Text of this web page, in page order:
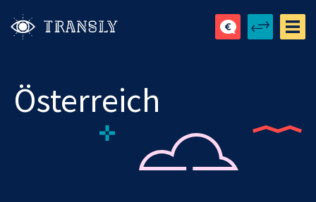
Österreich